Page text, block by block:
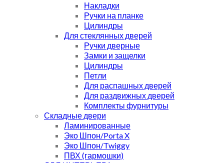
Накладки
Ручки на планке
Цилиндры
Для стеклянных дверей
Ручки дверные
Замки и защелки
Цилиндры
Петли
Для распашных дверей
Для раздвижных дверей
Комплекты фурнитуры
Складные двери
Ламинированные
Эко Шпон/Porta X
Эко Шпон/Twiggy
ПВХ (гармошки)